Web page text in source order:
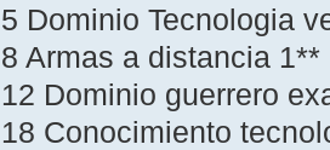
5 Dominio Tecnologia
8 Armas a distancia 1**
12 Dominio guerrero
18 Conocimiento